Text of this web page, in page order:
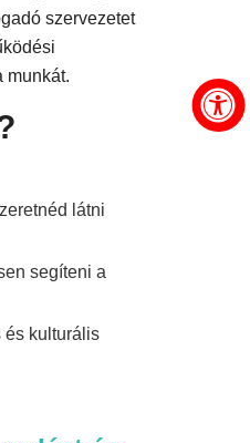
szervezetet
munkát.
látni
segíteni a
és kulturális